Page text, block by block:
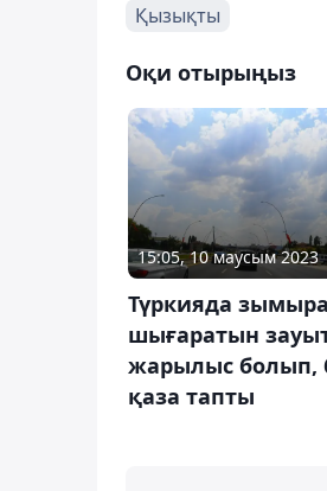
Қызықты
Оқи отырыңыз
15:05, 10 маусым 2023
Түркияда
шығаратын
жарылыс болып,
қаза тапты